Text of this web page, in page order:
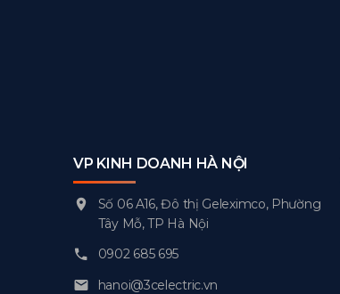
VP KINH DOANH HÀ NỘI
Số 06 A16, Đô thị Geleximco, Phường
Tây Mỗ, TP Hà Nội
0902 685 695
hanoi@3celectric.vn